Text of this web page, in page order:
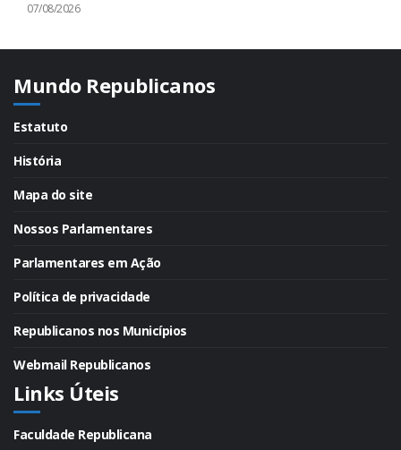
07/08/2026
Mundo Republicanos
Estatuto
História
Mapa do site
Nossos Parlamentares
Parlamentares em Ação
Política de privacidade
Republicanos nos Municípios
Webmail Republicanos
Links Úteis
Faculdade Republicana